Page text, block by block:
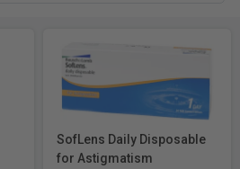
SofLens Daily Disposable
for Astigmatism